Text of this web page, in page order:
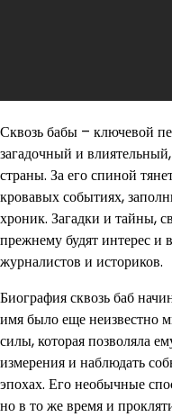
Сквозь бабы – ключевой
загадочный и
страны. За его спиной
кровавых событиях,
хроник. Загадки и тайны,
прежнему будят интерес
журналистов и историков.
Биография сквозь баб
имя было еще неизвестно
силы, которая позволяла
измерения и наблюдать
эпохах. Его необычные
но в то же время и